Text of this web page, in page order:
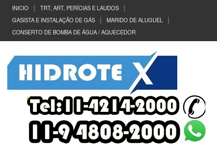
Conteúdo
Pular
menu
principal
INICIO
TRT, ART, PERÍCIAS E LAUDOS
GASISTA E INSTALAÇÃO DE GÁS
MARIDO DE ALUGUEL
CONSERTO DE BOMBA DE ÁGUA / AQUECEDOR